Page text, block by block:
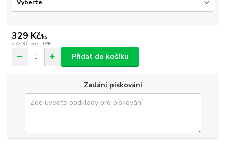
329 Kč/ks
272 Kč bez DPH
Přidat do košíku
Zadání pískování